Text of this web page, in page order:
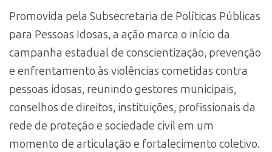
Promovida pela Subsecretaria de Políticas Públicas
para Pessoas Idosas, a ação marca o início da
campanha estadual de conscientização, prevenção
e enfrentamento às violências cometidas contra
pessoas idosas, reunindo gestores municipais,
conselhos de direitos, instituições, profissionais da
rede de proteção e sociedade civil em um
momento de articulação e fortalecimento coletivo.